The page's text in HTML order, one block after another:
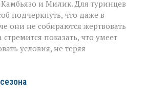
и Милик. Для туринцев
подчеркнуть, что даже в
они не собираются жертвовать
показать, что умеет
условия, не теряя